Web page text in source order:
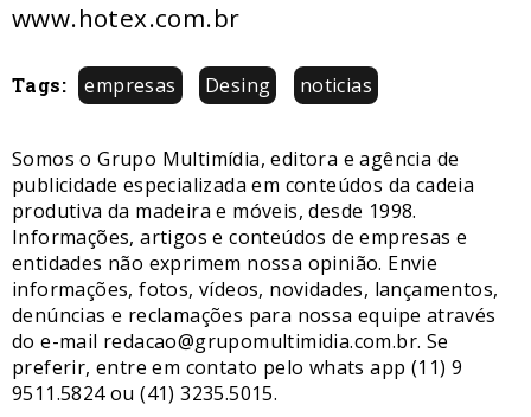
www.hotex.com.br
Tags: empresas Desing noticias
Somos o Grupo Multimídia, editora e agência de
publicidade especializada em conteúdos da cadeia
produtiva da madeira e móveis, desde 1998.
Informações, artigos e conteúdos de empresas e
entidades não exprimem nossa opinião. Envie
informações, fotos, vídeos, novidades, lançamentos,
denúncias e reclamações para nossa equipe através
do e-mail redacao@grupomultimidia.com.br. Se
preferir, entre em contato pelo whats app (11) 9
9511.5824 ou (41) 3235.5015.